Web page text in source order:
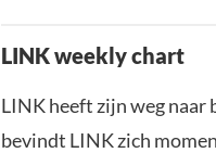
LINK weekly chart
LINK heeft zijn weg naar
bevindt LINK zich